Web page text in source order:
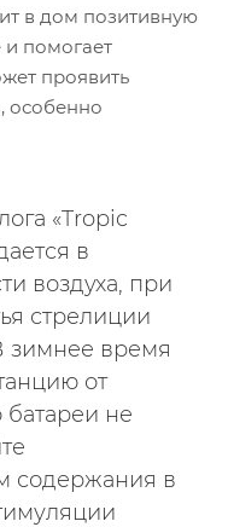
в дом позитивную
и помогает
проявить
особенно
«Tropic
в
воздуха, при
стрелиции
зимнее время
от
не
содержания в